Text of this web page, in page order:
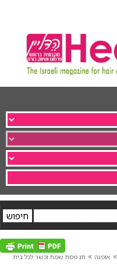
» אופנה » חג פסח שמח וכשר לכל בית